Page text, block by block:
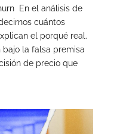
En el análisis de
cuántos
el porqué real.
bajo la falsa premisa
de precio que